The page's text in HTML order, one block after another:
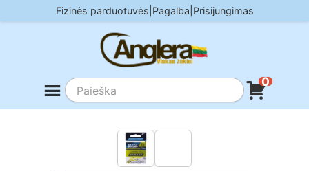
to
Fizinės parduotuvės Pagalba Prisijungimas
0